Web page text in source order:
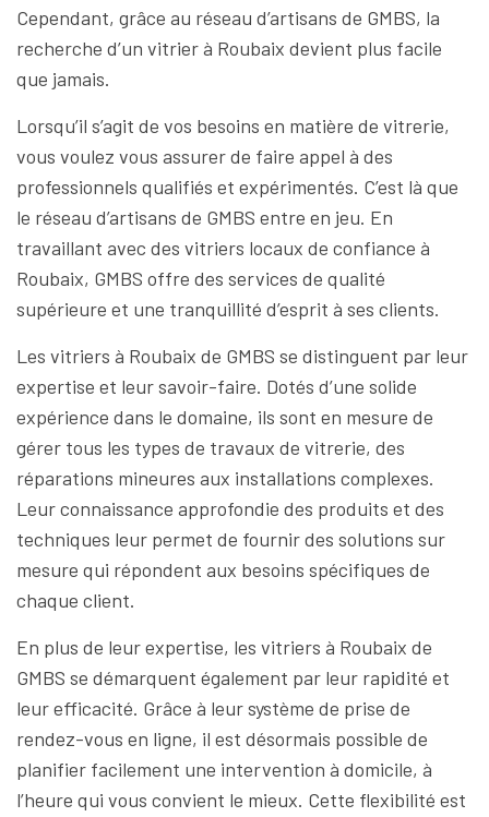
Cependant, grâce au réseau d’artisans de GMBS, la
recherche d’un vitrier à Roubaix devient plus facile
que jamais.
Lorsqu’il s’agit de vos besoins en matière de vitrerie,
vous voulez vous assurer de faire appel à des
professionnels qualifiés et expérimentés. C’est là que
le réseau d’artisans de GMBS entre en jeu. En
travaillant avec des vitriers locaux de confiance à
Roubaix, GMBS offre des services de qualité
supérieure et une tranquillité d’esprit à ses clients.
Les vitriers à Roubaix de GMBS se distinguent par leur
expertise et leur savoir-faire. Dotés d’une solide
expérience dans le domaine, ils sont en mesure de
gérer tous les types de travaux de vitrerie, des
réparations mineures aux installations complexes.
Leur connaissance approfondie des produits et des
techniques leur permet de fournir des solutions sur
mesure qui répondent aux besoins spécifiques de
chaque client.
En plus de leur expertise, les vitriers à Roubaix de
GMBS se démarquent également par leur rapidité et
leur efficacité. Grâce à leur système de prise de
rendez-vous en ligne, il est désormais possible de
planifier facilement une intervention à domicile, à
l’heure qui vous convient le mieux. Cette flexibilité est